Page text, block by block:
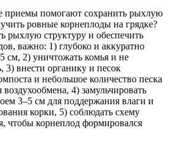
приемы помогают сохранить рыхлую
ровные корнеплоды на грядке?
рыхлую структуру и обеспечить
важно: 1) глубоко и аккуратно
см, 2) уничтожать комья и не
3) внести органику и песок
и небольшое количество песка
4) замульчировать
3–5 см для поддержания влаги и
корки, 5) соблюдать схему
чтобы корнеплод формировался